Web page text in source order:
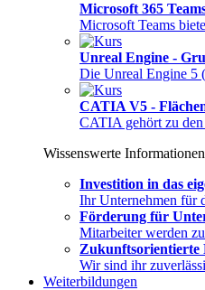
Microsoft 365
Microsoft Teams
Unreal Engine -
Die Unreal Engine 5
CATIA V5 -
CATIA gehört zu
Wissenswerte Informationen
Investition in das
Ihr Unternehmen für
Förderung für
Mitarbeiter werden
Zukunftsorientierte
Wir sind ihr
Weiterbildungen